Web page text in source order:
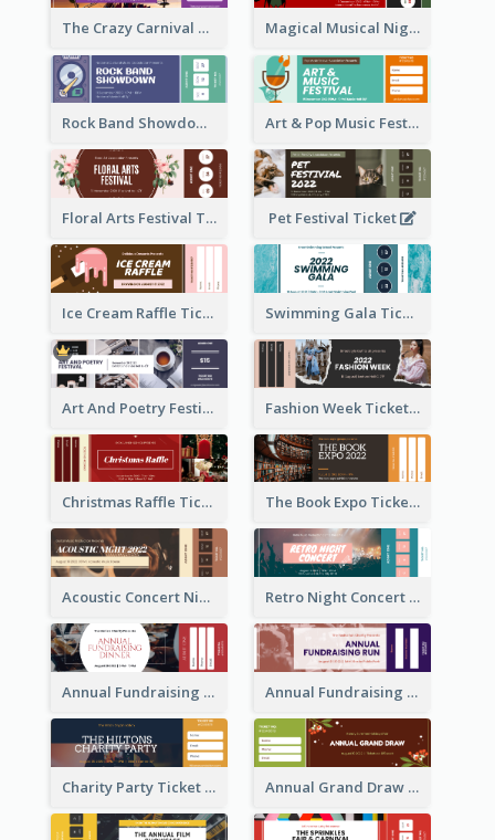
The Crazy Carnival Ticket Magical Musical Night Ticket
Rock Band Showdown Ticket Art & Pop Music Festival Ticket
Floral Arts Festival Ticket Pet Festival Ticket
Ice Cream Raffle Ticket Swimming Gala Ticket
Art And Poetry Festival Ticket Fashion Week Ticket
Christmas Raffle Ticket The Book Expo Ticket
Acoustic Concert Night Ticket Retro Night Concert Ticket
Annual Fundraising Dinner Ticket Annual Fundraising Run Ticket
Charity Party Ticket Annual Grand Draw Ticket